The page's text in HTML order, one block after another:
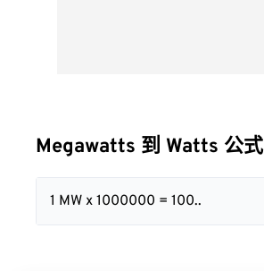
Megawatts 到 Watts 公式
1 MW x 1000000 = 100..